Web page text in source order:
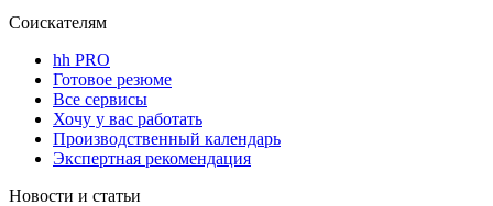
Соискателям
hh PRO
Готовое резюме
Все сервисы
Хочу у вас работать
Производственный календарь
Экспертная рекомендация
Новости и статьи